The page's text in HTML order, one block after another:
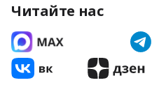
Читайте нас